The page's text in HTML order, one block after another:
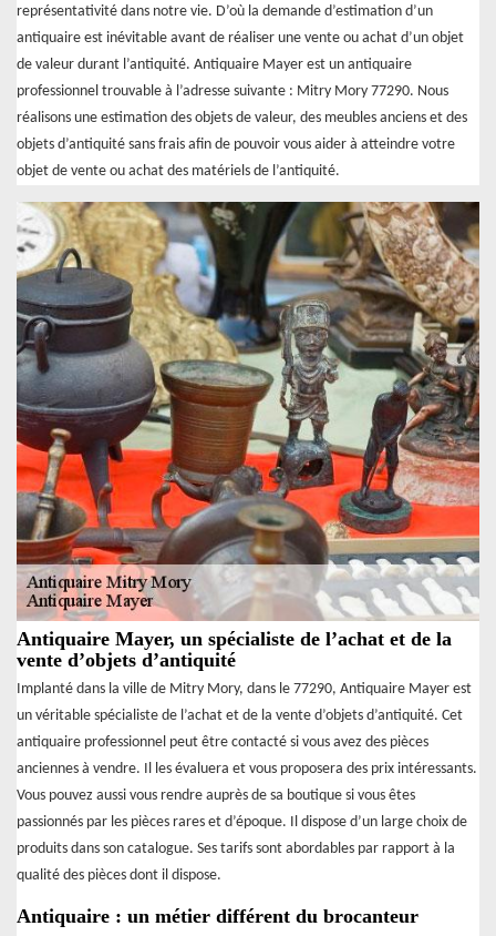
représentativité dans notre vie. D’où la demande d’estimation d’un
antiquaire est inévitable avant de réaliser une vente ou achat d’un objet
de valeur durant l’antiquité. Antiquaire Mayer est un antiquaire
professionnel trouvable à l’adresse suivante : Mitry Mory 77290. Nous
réalisons une estimation des objets de valeur, des meubles anciens et des
objets d’antiquité sans frais afin de pouvoir vous aider à atteindre votre
objet de vente ou achat des matériels de l’antiquité.
Antiquaire Mayer, un spécialiste de l’achat et de la
vente d’objets d’antiquité
Implanté dans la ville de Mitry Mory, dans le 77290, Antiquaire Mayer est
un véritable spécialiste de l’achat et de la vente d’objets d’antiquité. Cet
antiquaire professionnel peut être contacté si vous avez des pièces
anciennes à vendre. Il les évaluera et vous proposera des prix intéressants.
Vous pouvez aussi vous rendre auprès de sa boutique si vous êtes
passionnés par les pièces rares et d’époque. Il dispose d’un large choix de
produits dans son catalogue. Ses tarifs sont abordables par rapport à la
qualité des pièces dont il dispose.
Antiquaire : un métier différent du brocanteur